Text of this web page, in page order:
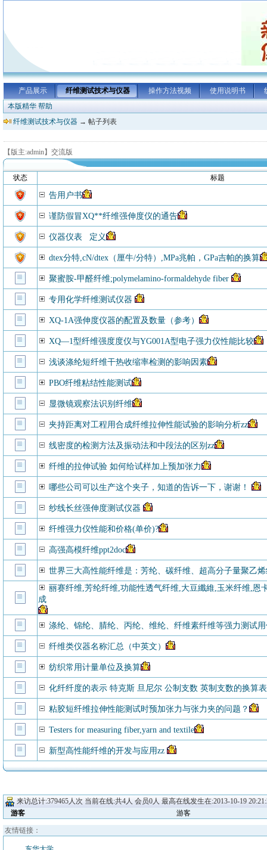
产品展示 纤维测试技术与仪器 操作方法视频 使用说明书
本版精华 帮助
纤维测试技术与仪器 → 帖子列表
【版主:admin】交流版
状态 标题
告用户书
谨防假冒XQ**纤维强伸度仪的通告
仪器仪表 定义
dtex分特,cN/dtex（厘牛/分特）,MPa兆帕，GPa吉帕的换算
聚蜜胺-甲醛纤维;polymelamino-formaldehyde fiber
专用化学纤维测试仪器
XQ-1A强伸度仪器的配置及数量（参考）
XQ—1型纤维强度度仪与YG001A型电子强力仪性能比较
浅谈涤纶短纤维干热收缩率检测的影响因素
PBO纤维粘结性能测试
显微镜观察法识别纤维
夹持距离对工程用合成纤维拉伸性能试验的影响分析zz
线密度的检测方法及振动法和中段法的区别zz
纤维的拉伸试验 如何给试样加上预加张力
哪些公司可以生产这个夹子，知道的告诉一下，谢谢！
纱线长丝强伸度测试仪器
纤维强力仪性能和价格(单价)?
高强高模纤维ppt2doc
世界三大高性能纤维是：芳纶、碳纤维、超高分子量聚乙
丽赛纤维,芳纶纤维,功能性透气纤维,大豆纖維,玉米纤维,恩
成
涤纶、锦纶、腈纶、丙纶、维纶、纤维素纤维等强力测试
纤维类仪器名称汇总（中英文）
纺织常用计量单位及换算
化纤纤度的表示 特克斯 旦尼尔 公制支数 英制支数的换算表
粘胶短纤维拉伸性能测试时预加张力与张力夹的问题？
Testers for measuring fiber,yarn and textile
新型高性能纤维的开发与应用zz
来访总计:379465人次 当前在线:共4人 会员0人 最高在线发生在:2013-10-19
游客
游客
友情链接：